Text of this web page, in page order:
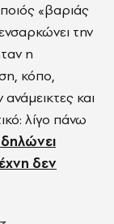
«βαριάς
την
η
κόπο,
και
λίγο πάνω
δεν